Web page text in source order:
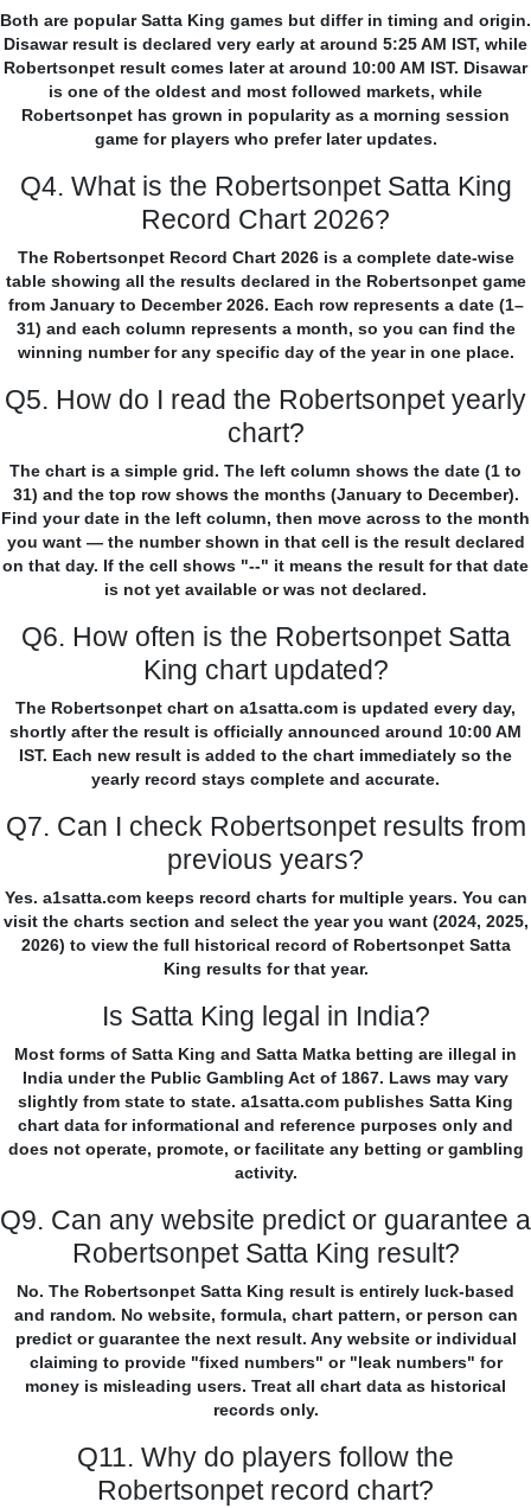
Both are popular Satta King games but differ in timing and origin.
Disawar result is declared very early at around 5:25 AM IST, while
Robertsonpet result comes later at around 10:00 AM IST. Disawar
is one of the oldest and most followed markets, while
Robertsonpet has grown in popularity as a morning session
game for players who prefer later updates.
Q4. What is the Robertsonpet Satta King
Record Chart 2026?
The Robertsonpet Record Chart 2026 is a complete date-wise
table showing all the results declared in the Robertsonpet game
from January to December 2026. Each row represents a date (1–
31) and each column represents a month, so you can find the
winning number for any specific day of the year in one place.
Q5. How do I read the Robertsonpet yearly
chart?
The chart is a simple grid. The left column shows the date (1 to
31) and the top row shows the months (January to December).
Find your date in the left column, then move across to the month
you want — the number shown in that cell is the result declared
on that day. If the cell shows "--" it means the result for that date
is not yet available or was not declared.
Q6. How often is the Robertsonpet Satta
King chart updated?
The Robertsonpet chart on a1satta.com is updated every day,
shortly after the result is officially announced around 10:00 AM
IST. Each new result is added to the chart immediately so the
yearly record stays complete and accurate.
Q7. Can I check Robertsonpet results from
previous years?
Yes. a1satta.com keeps record charts for multiple years. You can
visit the charts section and select the year you want (2024, 2025,
2026) to view the full historical record of Robertsonpet Satta
King results for that year.
Is Satta King legal in India?
Most forms of Satta King and Satta Matka betting are illegal in
India under the Public Gambling Act of 1867. Laws may vary
slightly from state to state. a1satta.com publishes Satta King
chart data for informational and reference purposes only and
does not operate, promote, or facilitate any betting or gambling
activity.
Q9. Can any website predict or guarantee a
Robertsonpet Satta King result?
No. The Robertsonpet Satta King result is entirely luck-based
and random. No website, formula, chart pattern, or person can
predict or guarantee the next result. Any website or individual
claiming to provide "fixed numbers" or "leak numbers" for
money is misleading users. Treat all chart data as historical
records only.
Q11. Why do players follow the
Robertsonpet record chart?